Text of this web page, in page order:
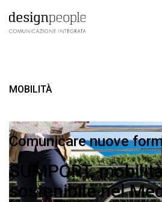
MOBILITÀ
Comunicare nuove
SUMPORT,
sostenibile nel